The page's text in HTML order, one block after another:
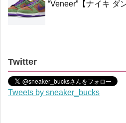
“Veneer”【ナイキ ダ
Twitter
Tweets by sneaker_bucks